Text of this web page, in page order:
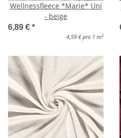
Wellnessfleece *Marie* Uni
- beige
6,89 € *
4,59 € pro 1 m 2